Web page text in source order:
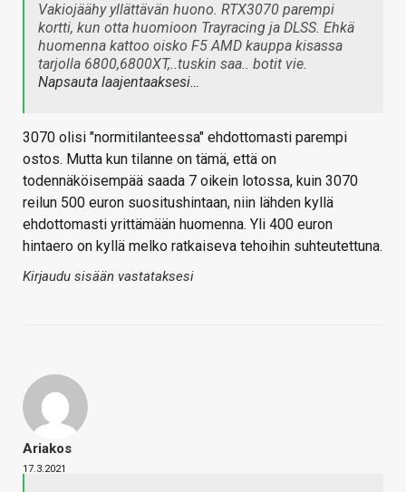
Vakiojäähy yllättävän huono. RTX3070 parempi
kortti, kun otta huomioon Trayracing ja DLSS. Ehkä
huomenna kattoo oisko F5 AMD kauppa kisassa
tarjolla 6800,6800XT,..tuskin saa.. botit vie.
Napsauta laajentaaksesi…
3070 olisi "normitilanteessa" ehdottomasti parempi
ostos. Mutta kun tilanne on tämä, että on
todennäköisempää saada 7 oikein lotossa, kuin 3070
reilun 500 euron suositushintaan, niin lähden kyllä
ehdottomasti yrittämään huomenna. Yli 400 euron
hintaero on kyllä melko ratkaiseva tehoihin suhteutettuna.
Kirjaudu sisään vastataksesi
Ariakos
17.3.2021